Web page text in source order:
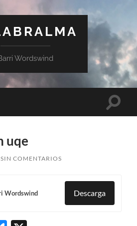
Wordswind
uqe
SIN COMENTARIOS
Wordswind Descarga